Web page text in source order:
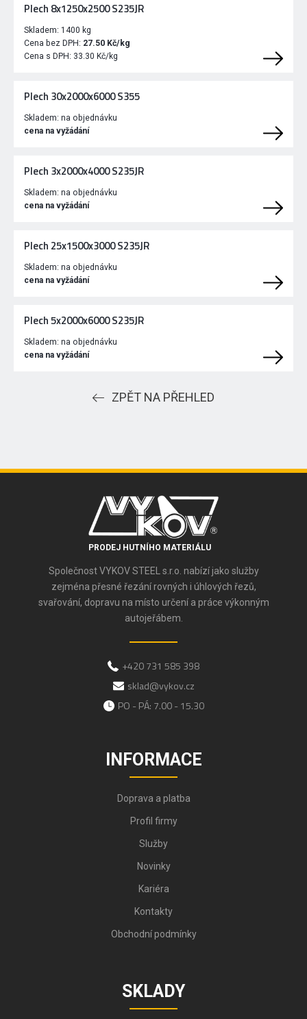
Plech 8x1250x2500 S235JR
Skladem: 1400 kg
Cena bez DPH: 27.50 Kč/kg
Cena s DPH: 33.30 Kč/kg
Plech 30x2000x6000 S355
Skladem: na objednávku
cena na vyžádání
Plech 3x2000x4000 S235JR
Skladem: na objednávku
cena na vyžádání
Plech 25x1500x3000 S235JR
Skladem: na objednávku
cena na vyžádání
Plech 5x2000x6000 S235JR
Skladem: na objednávku
cena na vyžádání
ZPĚT NA PŘEHLED
PRODEJ HUTNÍHO MATERIÁLU
Společnost VYKOV STEEL s.r.o. nabízí jako služby
zejména přesné řezání rovných i úhlových řezů,
svařování, dopravu na místo určení a práce výkonným
autojeřábem.
+420 731 585 398
sklad@vykov.cz
PO - PÁ: 7.00 - 15.30
INFORMACE
Doprava a platba
Profil firmy
Služby
Novinky
Kariéra
Kontakty
Obchodní podmínky
SKLADY